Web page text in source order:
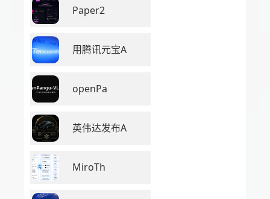
Paper2
用腾讯元宝A
openPa
英伟达发布A
MiroTh